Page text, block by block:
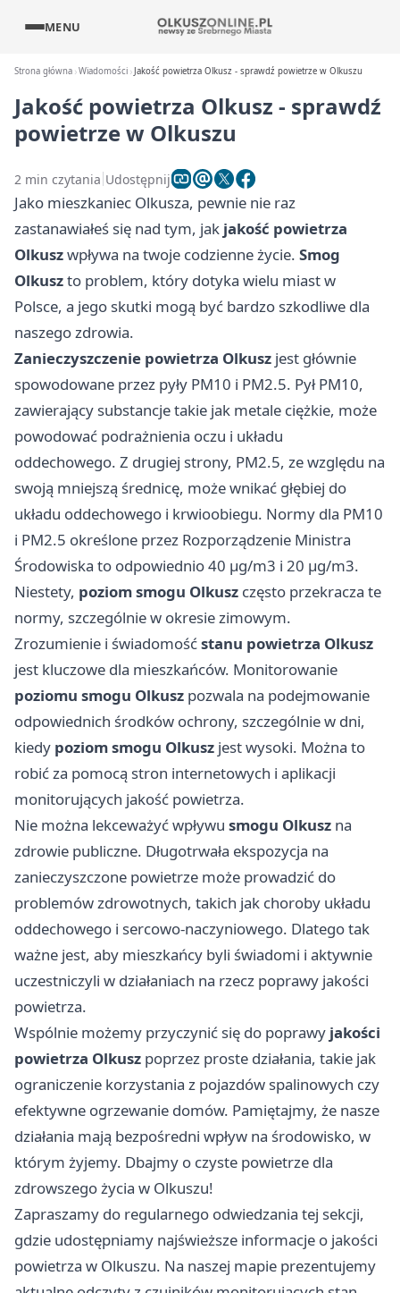
MENU
Strona główna Wiadomości Jakość powietrza Olkusz - sprawdź powietrze w Olkuszu
Jakość powietrza Olkusz - sprawdź
powietrze w Olkuszu
2 min czytania Udostępnij
Jako mieszkaniec Olkusza, pewnie nie raz
zastanawiałeś się nad tym, jak jakość powietrza
Olkuszwpływa na twoje codzienne życie. Smog
Olkuszto problem, który dotyka wielu miast w
Polsce, a jego skutki mogą być bardzo szkodliwe dla
naszego zdrowia.
Zanieczyszczenie powietrza Olkusz jest głównie
spowodowane przez pyły PM10 i PM2.5. Pył PM10,
zawierający substancje takie jak metale ciężkie, może
powodować podrażnienia oczu i układu
oddechowego. Z drugiej strony, PM2.5, ze względu na
swoją mniejszą średnicę, może wnikać głębiej do
układu oddechowego i krwioobiegu. Normy dla PM10
i PM2.5 określone przez Rozporządzenie Ministra
Środowiska to odpowiednio 40 μg/m3 i 20 μg/m3.
Niestety, poziom smogu Olkusz często przekracza te
normy, szczególnie w okresie zimowym.
Zrozumienie i świadomośćstanu powietrza Olkusz
jest kluczowe dla mieszkańców. Monitorowanie
poziomu smogu Olkusz pozwala na podejmowanie
odpowiednich środków ochrony, szczególnie w dni,
kiedy poziom smogu Olkusz jest wysoki. Można to
robić za pomocą stron internetowych i aplikacji
monitorujących jakość powietrza.
Nie można lekceważyć wpływu smogu Olkusz na
zdrowie publiczne. Długotrwała ekspozycja na
zanieczyszczone powietrze może prowadzić do
problemów zdrowotnych, takich jak choroby układu
oddechowego i sercowo-naczyniowego. Dlatego tak
ważne jest, aby mieszkańcy byli świadomi i aktywnie
uczestniczyli w działaniach na rzecz poprawy jakości
powietrza.
Wspólnie możemy przyczynić się do poprawy jakości
powietrza Olkusz poprzez proste działania, takie jak
ograniczenie korzystania z pojazdów spalinowych czy
efektywne ogrzewanie domów. Pamiętajmy, że nasze
działania mają bezpośredni wpływ na środowisko, w
którym żyjemy. Dbajmy o czyste powietrze dla
zdrowszego życia w Olkuszu!
Zapraszamy do regularnego odwiedzania tej sekcji,
gdzie udostępniamy najświeższe informacje o jakości
powietrza w Olkuszu. Na naszej mapie prezentujemy